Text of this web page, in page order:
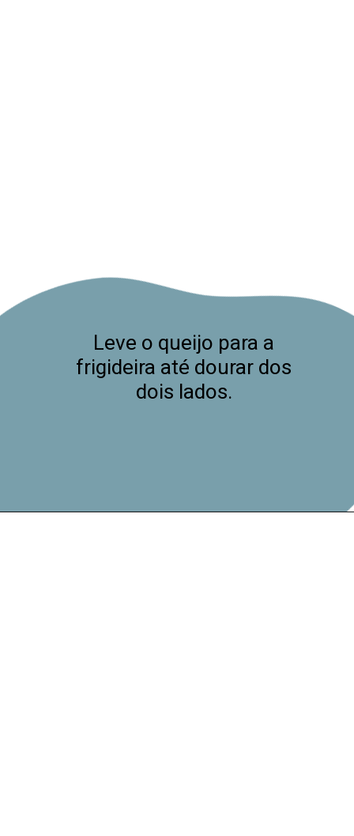
Leve o queijo para a
frigideira até dourar dos
dois lados.